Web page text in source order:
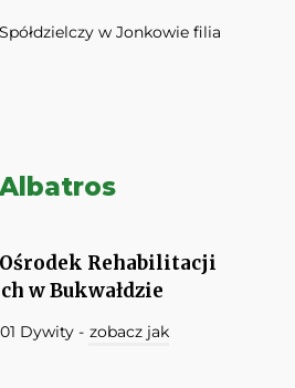
w Jonkowie filia
Rehabilitacji
w Bukwałdzie
Dywity - zobacz jak